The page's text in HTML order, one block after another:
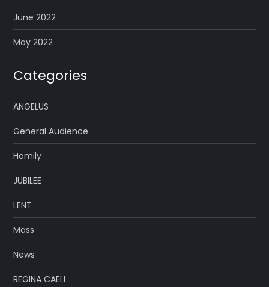
June 2022
May 2022
Categories
ANGELUS
General Audience
Homily
JUBILEE
LENT
Mass
News
REGINA CAELI